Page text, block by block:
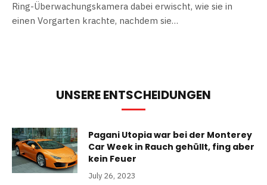
Ring-Überwachungskamera dabei erwischt, wie sie in
einen Vorgarten krachte, nachdem sie…
UNSERE ENTSCHEIDUNGEN
Pagani Utopia war bei der Monterey
Car Week in Rauch gehüllt, fing aber
kein Feuer
July 26, 2023